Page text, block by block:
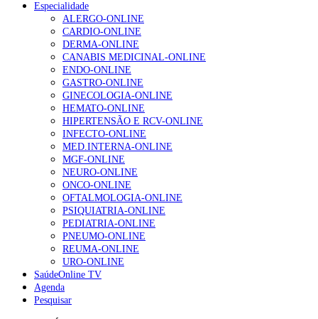
NOTÍCIAS MAIS LIDAS
Enfermagem Forense. “Da urgência ao tribunal, cada
gesto conta e cada profissional faz a diferença”
202 visualizações
Alguns milhares de utentes podem ficar sem médico de
família com nova regras do registo, alerta associação
155 visualizações
1.º Episódio do Podcast “Frequência Cardio – Sintoniza-
te na Insuficiência Cardíaca” da Bayer
99 visualizações
“Os programas de rastreio do cancro do pulmão são
custo-efetivos e representam um investimento
sustentável para os sistemas de saúde”
Especialidade
ALERGO-ONLINE
CARDIO-ONLINE
DERMA-ONLINE
CANABIS MEDICINAL-ONLINE
ENDO-ONLINE
GASTRO-ONLINE
GINECOLOGIA-ONLINE
HEMATO-ONLINE
HIPERTENSÃO E RCV-ONLINE
INFECTO-ONLINE
MED.INTERNA-ONLINE
MGF-ONLINE
NEURO-ONLINE
ONCO-ONLINE
OFTALMOLOGIA-ONLINE
PSIQUIATRIA-ONLINE
PEDIATRIA-ONLINE
PNEUMO-ONLINE
REUMA-ONLINE
URO-ONLINE
SaúdeOnline TV
Agenda
Pesquisar